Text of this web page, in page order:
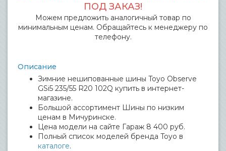
ПОД ЗАКАЗ!
Можем предложить аналогичный товар по
минимальным ценам. Обращайтесь к менеджеру по
телефону.
Описание
Зимние нешипованные шины Toyo Observe
GSi5 235/55 R20 102Q купить в интернет-
магазине.
Большой ассортимент Шины по низким
ценам в Мичуринске.
Цена модели на сайте Гараж 8 400 руб.
Полный список моделей бренда Toyo в
каталоге.